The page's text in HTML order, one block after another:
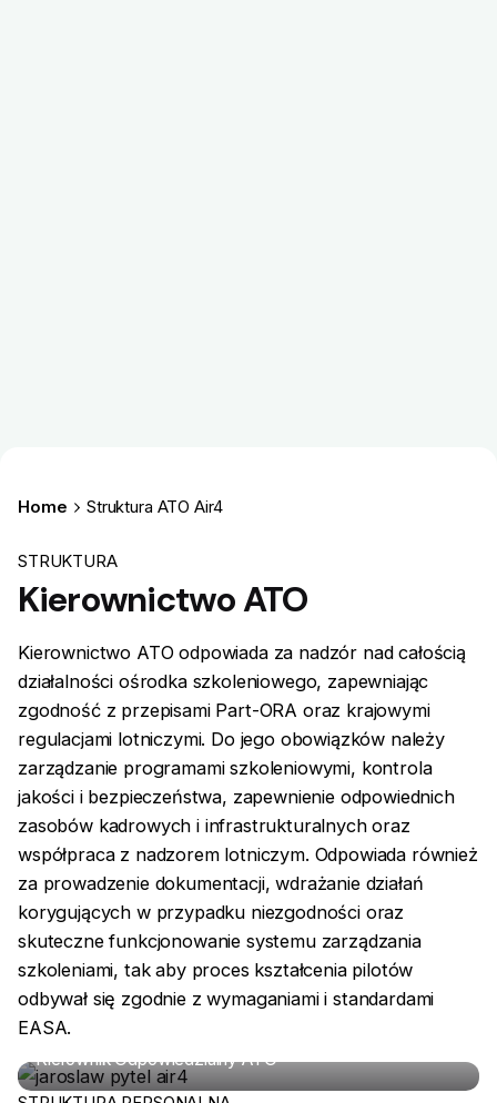
Home Struktura ATO Air4
STRUKTURA
Kierownictwo ATO
Kierownictwo ATO odpowiada za nadzór nad całością
działalności ośrodka szkoleniowego, zapewniając
zgodność z przepisami Part-ORA oraz krajowymi
regulacjami lotniczymi. Do jego obowiązków należy
zarządzanie programami szkoleniowymi, kontrola
jakości i bezpieczeństwa, zapewnienie odpowiednich
zasobów kadrowych i infrastrukturalnych oraz
współpraca z nadzorem lotniczym. Odpowiada również
za prowadzenie dokumentacji, wdrażanie działań
korygujących w przypadku niezgodności oraz
skuteczne funkcjonowanie systemu zarządzania
szkoleniami, tak aby proces kształcenia pilotów
odbywał się zgodnie z wymaganiami i standardami
EASA.
Jarosław Pytel
Kierownik Odpowiedzialny ATO